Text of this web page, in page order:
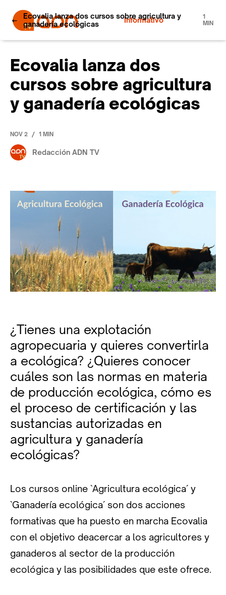
Informativo
Ecovalia lanza dos cursos sobre agricultura y
ganadería ecológicas
1
MIN
Ecovalia lanza dos
cursos sobre agricultura
y ganadería ecológicas
NOV 2 / 1 MIN
Redacción ADN TV
¿Tienes una explotación
agropecuaria y quieres convertirla
a ecológica? ¿Quieres conocer
cuáles son las normas en materia
de producción ecológica, cómo es
el proceso de certificación y las
sustancias autorizadas en
agricultura y ganadería
ecológicas?
Los cursos online `Agricultura ecológica´ y
`Ganadería ecológica´ son dos acciones
formativas que ha puesto en marcha Ecovalia
con el objetivo deacercar a los agricultores y
ganaderos al sector de la producción
ecológica y las posibilidades que este ofrece.